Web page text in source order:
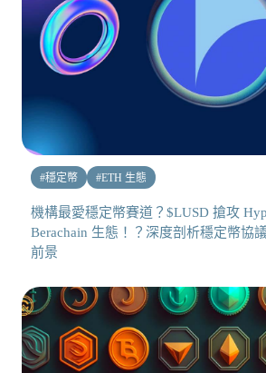
#穩定幣 #ETH 生態
機構最愛穩定幣賽道？$LUSD 搶攻
Berachain 生態！？深度剖析穩定幣協
前景